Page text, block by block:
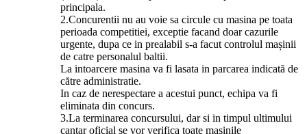
principala.
2.Concurentii nu au voie sa circule cu masina pe toata
perioada competitiei, exceptie facand doar cazurile
urgente, dupa ce in prealabil s-a facut controlul mașinii
de catre personalul baltii.
La intoarcere masina va fi lasata in parcarea indicată de
către administratie.
In caz de nerespectare a acestui punct, echipa va fi
eliminata din concurs.
3.La terminarea concursului, dar si in timpul ultimului
cantar oficial se vor verifica toate masinile